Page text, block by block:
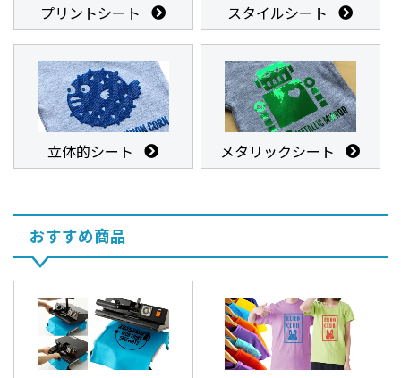
プリントシート スタイルシート
立体的シート メタリックシート
おすすめ商品